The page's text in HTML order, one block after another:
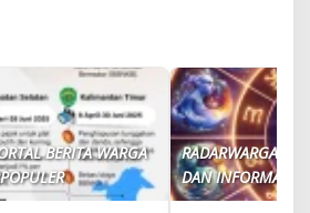
BERITA WARGA
RADARWARGA.ID
DAN INFORMASI